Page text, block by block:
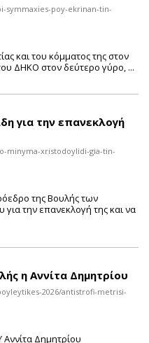
poy-ekrinan-tin-
και του κόμματος της στον
ΔΗΚΟ στον δεύτερο γύρο, ...
για την επανεκλογή
minyma-xristodoylidi-gia-tin-
της Βουλής των
την επανεκλογή της και να
η Αννίτα Δημητρίου
2026/antistrofi-metrisi-
Δημητρίου